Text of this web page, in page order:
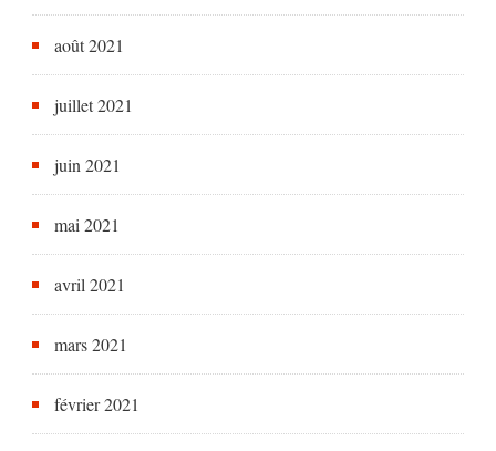
août 2021
juillet 2021
juin 2021
mai 2021
avril 2021
mars 2021
février 2021